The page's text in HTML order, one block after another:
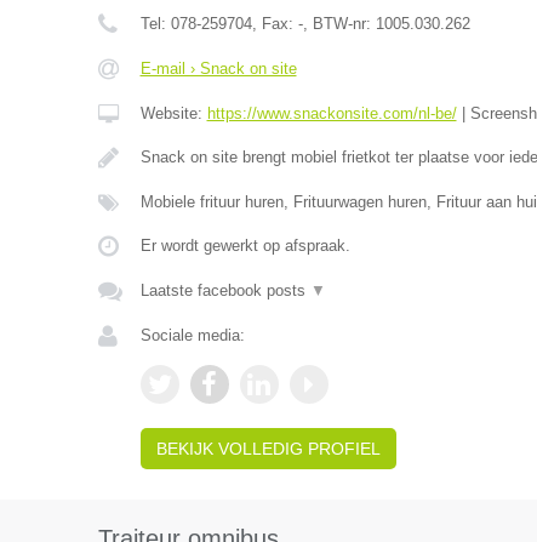
Tel: 078-259704, Fax: -, BTW-nr: 1005.030.262
E-mail › Snack on site
Website: https://www.snackonsite.com/nl-be/|
Snack on site brengt mobiel frietkot ter plaatse voor
Mobiele frituur huren, Frituurwagen huren, Frituur aan
Er wordt gewerkt op afspraak.
Laatste facebook posts ▼
Sociale media:
BEKIJK VOLLEDIG PROFIEL